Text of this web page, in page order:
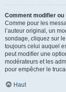
Comment modifier
Comme pour les
l’auteur original, un
sondage, cliquez sur
toujours celui auquel
peut modifier une
modérateurs et les
pour empêcher le
Haut